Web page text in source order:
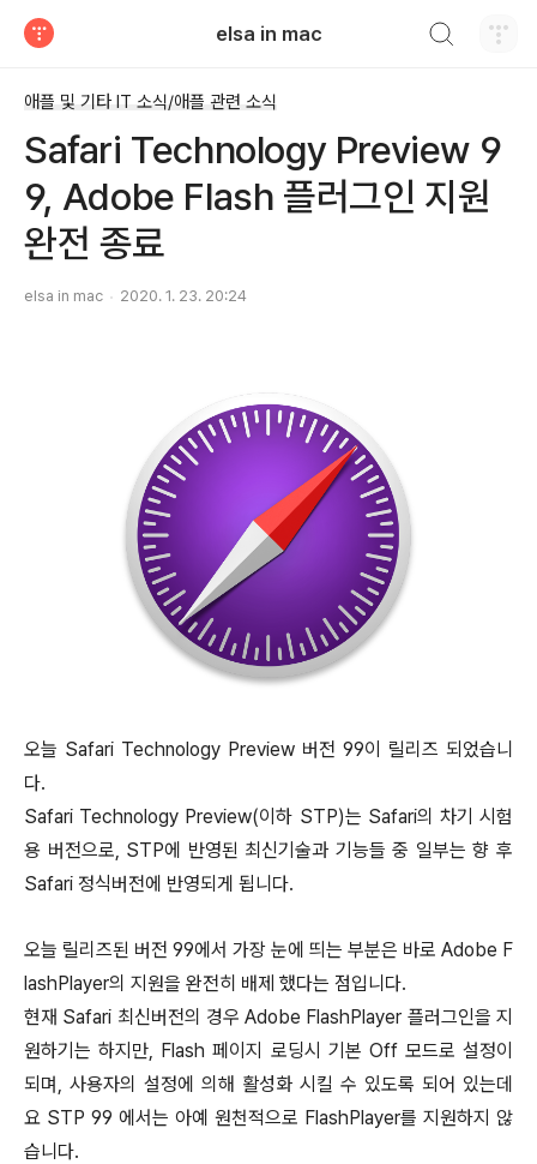
elsa in mac
애플 및 기타 IT 소식/애플 관련 소식
Safari Technology Preview 9
9, Adobe Flash 플러그인 지원
완전 종료
elsa in mac 2020. 1. 23. 20:24
오늘 Safari Technology Preview 버전 99이 릴리즈 되었습니
다.
Safari Technology Preview(이하 STP)는 Safari의 차기 시험
용 버전으로, STP에 반영된 최신기술과 기능들 중 일부는 향 후
Safari 정식버전에 반영되게 됩니다.
오늘 릴리즈된 버전 99에서 가장 눈에 띄는 부분은 바로 Adobe F
lashPlayer의 지원을 완전히 배제 했다는 점입니다.
현재 Safari 최신버전의 경우 Adobe FlashPlayer 플러그인을 지
원하기는 하지만, Flash 페이지 로딩시 기본 Off 모드로 설정이
되며, 사용자의 설정에 의해 활성화 시킬 수 있도록 되어 있는데
요 STP 99 에서는 아예 원천적으로 FlashPlayer를 지원하지 않
습니다.